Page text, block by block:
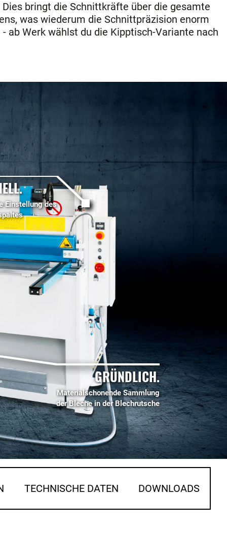
bringt die Schnittkräfte über die gesamte
was wiederum die Schnittpräzision enorm
ab Werk wählst du die Kipptisch-Variante nach
Einstellung des
GRÜNDLICH.
Materialschonende Sammlung
der Bleche in der Blechrutsche
TECHNISCHE DATEN DOWNLOADS